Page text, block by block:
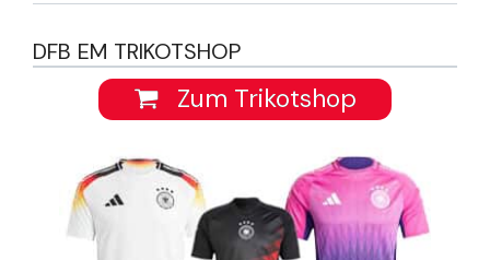
DFB EM TRIKOTSHOP
Zum Trikotshop